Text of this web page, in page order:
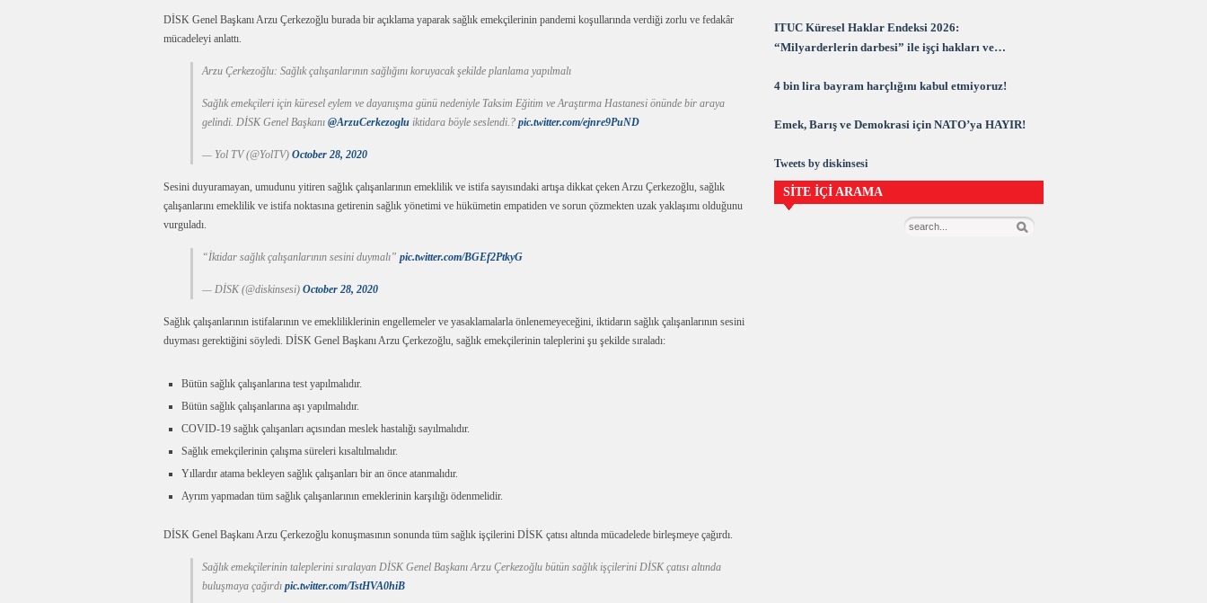
DİSK Genel Başkanı Arzu Çerkezoğlu burada bir açıklama yaparak sağlık emekçilerinin pandemi koşullarında verdiği zorlu ve fedakâr
mücadeleyi anlattı.
Arzu Çerkezoğlu: Sağlık çalışanlarının sağlığını koruyacak şekilde planlama yapılmalı
Sağlık emekçileri için küresel eylem ve dayanışma günü nedeniyle Taksim Eğitim ve Araştırma Hastanesi önünde bir araya
gelindi. DİSK Genel Başkanı @ArzuCerkezoglu iktidara böyle seslendi.? pic.twitter.com/ejnre9PuND
— Yol TV (@YolTV) October 28, 2020
Sesini duyuramayan, umudunu yitiren sağlık çalışanlarının emeklilik ve istifa sayısındaki artışa dikkat çeken Arzu Çerkezoğlu, sağlık
çalışanlarını emeklilik ve istifa noktasına getirenin sağlık yönetimi ve hükümetin empatiden ve sorun çözmekten uzak yaklaşımı olduğunu
vurguladı.
“İktidar sağlık çalışanlarının sesini duymalı” pic.twitter.com/BGEf2PtkyG
— DİSK (@diskinsesi) October 28, 2020
Sağlık çalışanlarının istifalarının ve emekliliklerinin engellemeler ve yasaklamalarla önlenemeyeceğini, iktidarın sağlık çalışanlarının sesini
duyması gerektiğini söyledi. DİSK Genel Başkanı Arzu Çerkezoğlu, sağlık emekçilerinin taleplerini şu şekilde sıraladı:
Bütün sağlık çalışanlarına test yapılmalıdır.
Bütün sağlık çalışanlarına aşı yapılmalıdır.
COVID-19 sağlık çalışanları açısından meslek hastalığı sayılmalıdır.
Sağlık emekçilerinin çalışma süreleri kısaltılmalıdır.
Yıllardır atama bekleyen sağlık çalışanları bir an önce atanmalıdır.
Ayrım yapmadan tüm sağlık çalışanlarının emeklerinin karşılığı ödenmelidir.
DİSK Genel Başkanı Arzu Çerkezoğlu konuşmasının sonunda tüm sağlık işçilerini DİSK çatısı altında mücadelede birleşmeye çağırdı.
Sağlık emekçilerinin taleplerini sıralayan DİSK Genel Başkanı Arzu Çerkezoğlu bütün sağlık işçilerini DİSK çatısı altında
buluşmaya çağırdı pic.twitter.com/TstHVA0hiB
ITUC Küresel Haklar Endeksi 2026:
“Milyarderlerin darbesi” ile işçi hakları ve
4 bin lira bayram harçlığını kabul etmiyoruz!
Emek, Barış ve Demokrasi için NATO’ya HAYIR!
Tweets by diskinsesi
SİTE İÇİ ARAMA